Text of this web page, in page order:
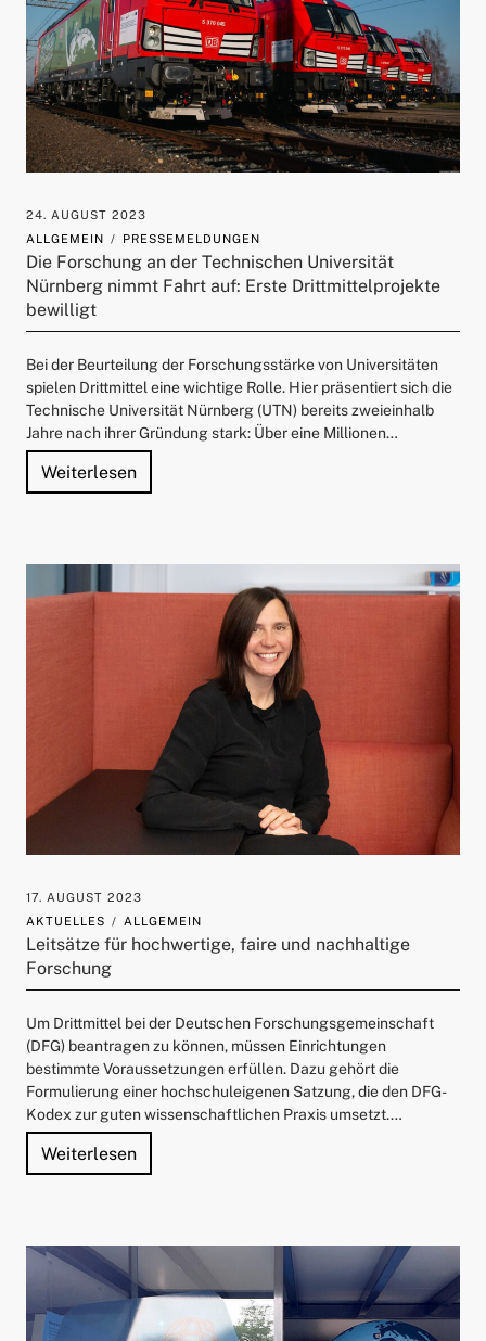
24. AUGUST 2023
ALLGEMEIN
PRESSEMELDUNGEN
Die Forschung an der Technischen Universität
Nürnberg nimmt Fahrt auf: Erste Drittmittelprojekte
bewilligt
Bei der Beurteilung der Forschungsstärke von Universitäten
spielen Drittmittel eine wichtige Rolle. Hier präsentiert sich die
Technische Universität Nürnberg (UTN) bereits zweieinhalb
Jahre nach ihrer Gründung stark: Über eine Millionen…
Weiterlesen"Die Forschung an der Technischen
17. AUGUST 2023
AKTUELLES
ALLGEMEIN
Leitsätze für hochwertige, faire und nachhaltige
Forschung
Um Drittmittel bei der Deutschen Forschungsgemeinschaft
(DFG) beantragen zu können, müssen Einrichtungen
bestimmte Voraussetzungen erfüllen. Dazu gehört die
Formulierung einer hochschuleigenen Satzung, die den DFG-
Kodex zur guten wissenschaftlichen Praxis umsetzt.…
Weiterlesen"Leitsätze für hochwertige, faire und